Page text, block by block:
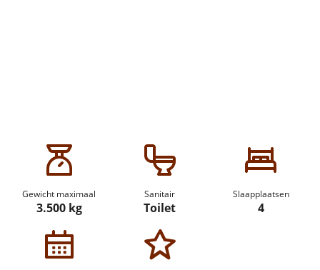
Gewicht maximaal
3.500 kg
Sanitair
Toilet
Slaapplaatsen
4